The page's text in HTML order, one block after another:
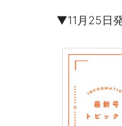
▼11月25日